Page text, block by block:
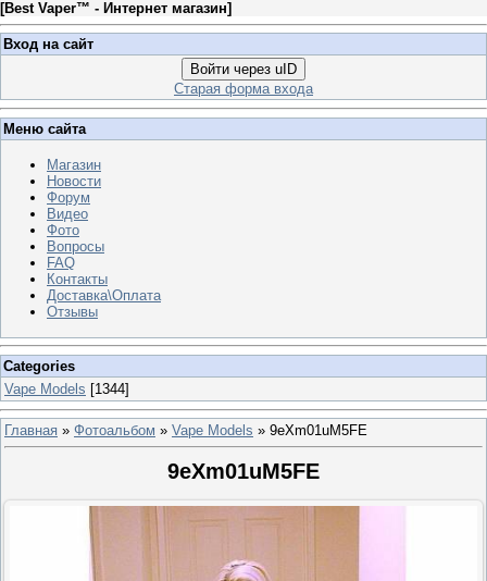
[Best Vaper™ - Интернет магазин]
Вход на сайт
Войти через uID
Старая форма входа
Меню сайта
Магазин
Новости
Форум
Видео
Фото
Вопросы
FAQ
Контакты
Доставка\Оплата
Отзывы
Categories
Vape Models [1344]
Главная » Фотоальбом » Vape Models » 9eXm01uM5FE
9eXm01uM5FE